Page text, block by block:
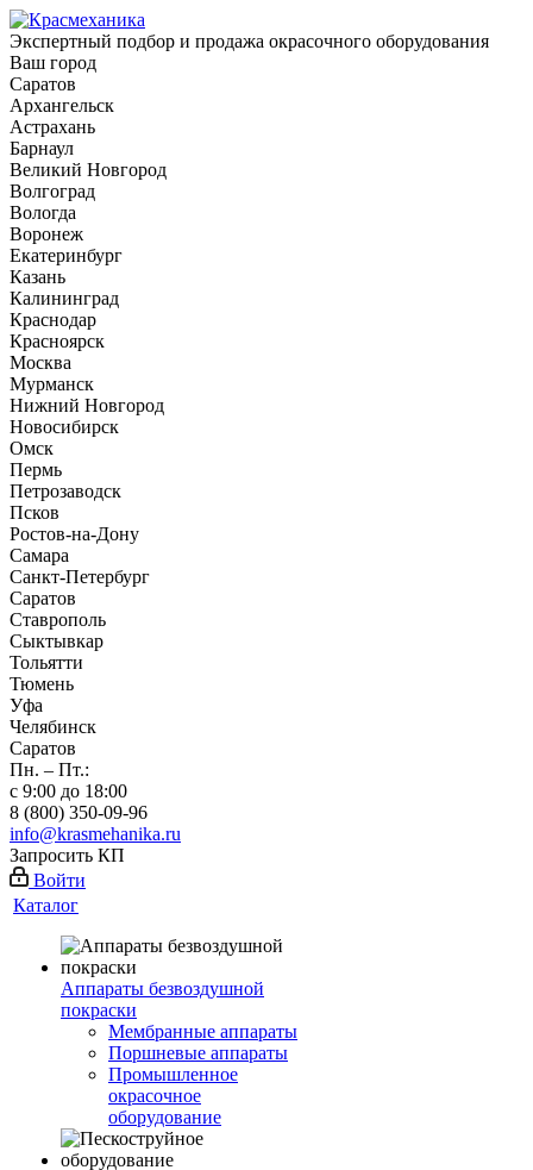
Экспертный подбор и продажа окрасочного оборудования
Ваш город
Саратов
Архангельск
Астрахань
Барнаул
Великий Новгород
Волгоград
Вологда
Воронеж
Екатеринбург
Казань
Калининград
Краснодар
Красноярск
Москва
Мурманск
Нижний Новгород
Новосибирск
Омск
Пермь
Петрозаводск
Псков
Ростов-на-Дону
Самара
Санкт-Петербург
Саратов
Ставрополь
Сыктывкар
Тольятти
Тюмень
Уфа
Челябинск
Саратов
Пн. – Пт.:
с 9:00 до 18:00
8 (800) 350-09-96
info@krasmehanika.ru
Запросить КП
Войти
Каталог
Аппараты безвоздушной
покраски
Мембранные аппараты
Поршневые аппараты
Промышленное
окрасочное
оборудование